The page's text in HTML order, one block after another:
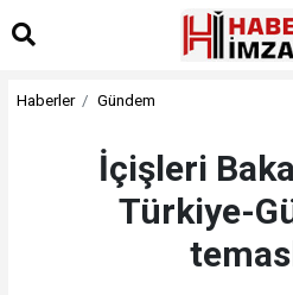
Haberler Gündem
İçişleri
Türkiye-